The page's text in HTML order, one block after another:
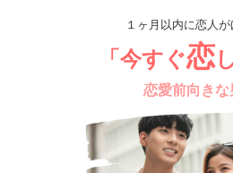
１ヶ月以内に恋人
「今すぐ恋
恋愛前向きな